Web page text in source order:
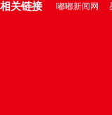
相关链接
嘟嘟新闻网